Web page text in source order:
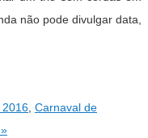
não pode divulgar data,
2016 Carnaval de